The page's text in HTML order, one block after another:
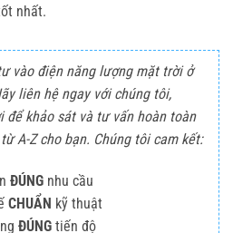
nhất.
vào điện năng lượng mặt trời ở
liên hệ ngay với chúng tôi,
để khảo sát và tư vấn hoàn toàn
A-Z cho bạn. Chúng tôi cam kết:
ĐÚNG nhu cầu
CHUẨN kỹ thuật
ĐÚNGtiến độ